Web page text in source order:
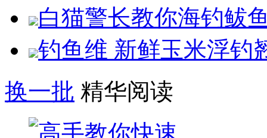
白猫警长教你海钓鲅
钓鱼维 新鲜玉米浮钓
换一批 精华阅读